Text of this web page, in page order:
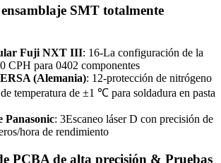
ensamblaje SMT totalmente
Fuji NXT III: 16-La configuración de la
CPH para 0402 componentes
(Alemania): 12-protección de nitrógeno
temperatura de ±1 ℃ para soldadura en pasta
Panasonic: 3Escaneo láser D con precisión de
hora de rendimiento
PCBA de alta precisión & Pruebas